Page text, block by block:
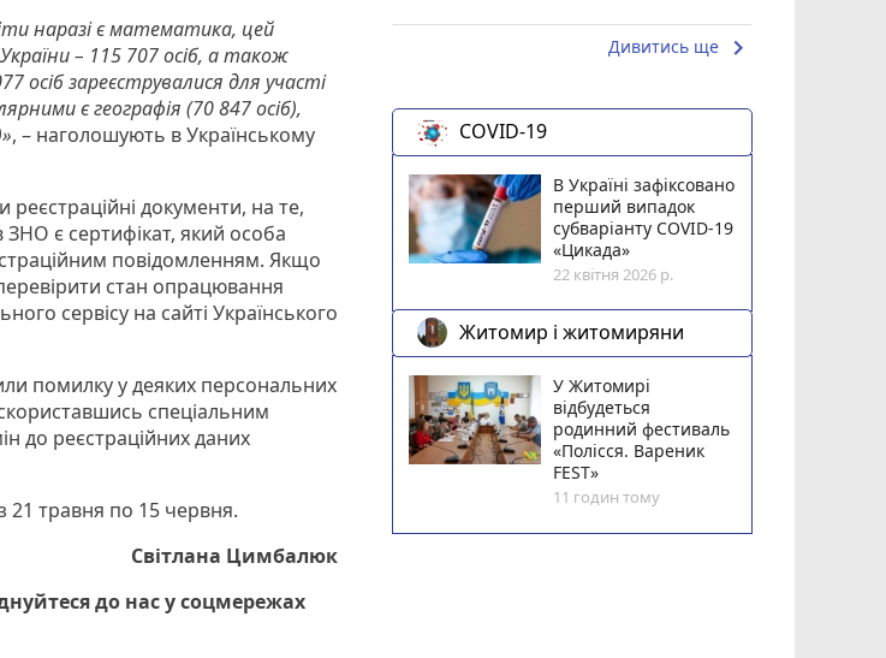
наразі є математика, цей
– 115 707 осіб, а також
осіб зареєструвалися для участі
є географія (70 847 осіб),
, – наголошують в Українському
реєстраційні документи, на те,
ЗНО є сертифікат, який особа
повідомленням. Якщо
стан опрацювання
сервісу на сайті Українського
помилку у деяких персональних
спеціальним
до реєстраційних даних
травня по 15 червня.
Світлана Цимбалюк
до нас у соцмережах
Дивитись ще keyboard_arrow_right
COVID-19
В Україні зафіксовано
перший випадок
субваріанту COVID-19
«Цикада»
22 квітня 2026 р.
Житомир і житомиряни
У Житомирі
відбудеться
родинний фестиваль
«Полісся. Вареник
FEST»
11 годин тому